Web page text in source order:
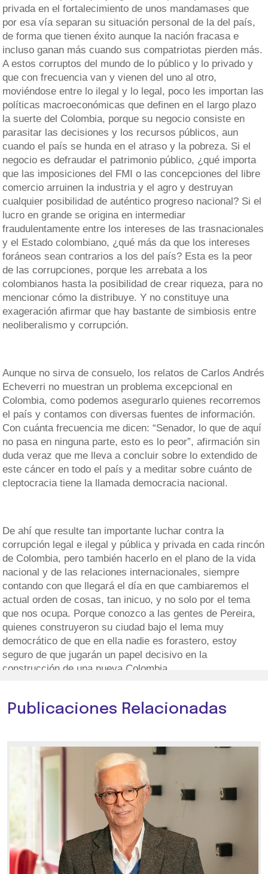
privada en el fortalecimiento de unos mandamases que
por esa vía separan su situación personal de la del país,
de forma que tienen éxito aunque la nación fracasa e
incluso ganan más cuando sus compatriotas pierden más.
A estos corruptos del mundo de lo público y lo privado y
que con frecuencia van y vienen del uno al otro,
moviéndose entre lo ilegal y lo legal, poco les importan las
políticas macroeconómicas que definen en el largo plazo
la suerte del Colombia, porque su negocio consiste en
parasitar las decisiones y los recursos públicos, aun
cuando el país se hunda en el atraso y la pobreza. Si el
negocio es defraudar el patrimonio público, ¿qué importa
que las imposiciones del FMI o las concepciones del libre
comercio arruinen la industria y el agro y destruyan
cualquier posibilidad de auténtico progreso nacional? Si el
lucro en grande se origina en intermediar
fraudulentamente entre los intereses de las trasnacionales
y el Estado colombiano, ¿qué más da que los intereses
foráneos sean contrarios a los del país? Esta es la peor
de las corrupciones, porque les arrebata a los
colombianos hasta la posibilidad de crear riqueza, para no
mencionar cómo la distribuye. Y no constituye una
exageración afirmar que hay bastante de simbiosis entre
neoliberalismo y corrupción.
Aunque no sirva de consuelo, los relatos de Carlos Andrés
Echeverri no muestran un problema excepcional en
Colombia, como podemos asegurarlo quienes recorremos
el país y contamos con diversas fuentes de información.
Con cuánta frecuencia me dicen: “Senador, lo que de aquí
no pasa en ninguna parte, esto es lo peor”, afirmación sin
duda veraz que me lleva a concluir sobre lo extendido de
este cáncer en todo el país y a meditar sobre cuánto de
cleptocracia tiene la llamada democracia nacional.
De ahí que resulte tan importante luchar contra la
corrupción legal e ilegal y pública y privada en cada rincón
de Colombia, pero también hacerlo en el plano de la vida
nacional y de las relaciones internacionales, siempre
contando con que llegará el día en que cambiaremos el
actual orden de cosas, tan inicuo, y no solo por el tema
que nos ocupa. Porque conozco a las gentes de Pereira,
quienes construyeron su ciudad bajo el lema muy
democrático de que en ella nadie es forastero, estoy
seguro de que jugarán un papel decisivo en la
construcción de una nueva Colombia.
Publicaciones Relacionadas